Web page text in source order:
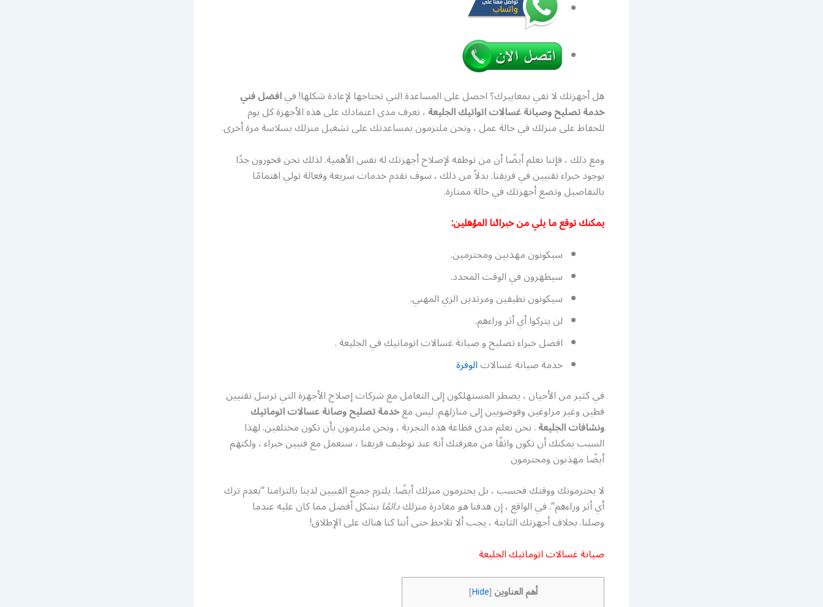
هل أجهزتك لا تفي بمعاييرك؟ احصل على المساعدة التي تحتاجها لإعادة شكلها! فيافضل فني
خدمة تصليح وصيانة غسالات اتواتيك الجليعة، نعرف مدى اعتمادك على هذه الأجهزة كل يوم
للحفاظ على منزلك في حالة عمل ، ونحن ملتزمون بمساعدتك على تشغيل منزلك بسلاسة مرة أخرى.
ومع ذلك ، فإننا نعلم أيضًا أن من توظفه لإصلاح أجهزتك له نفس الأهمية. لذلك نحن فخورون جدًا
بوجود خبراء تقنيين في فريقنا. بدلاً من ذلك ، سوف نقدم خدمات سريعة وفعالة تولي اهتمامًا
بالتفاصيل وتضع أجهزتك في حالة ممتازة.
يمكنك توقع ما يلي من خبرائنا المؤهلين:
سيكونون مهذبين ومحترمين.
سيظهرون في الوقت المحدد.
سيكونون نظيفين ومرتدين الزي المهني.
لن يتركوا أي أثر وراءهم.
افضل خبراء تصليح و صيانة غسالات اتوماتيك في الجليعة .
خدمة صيانة غسالاتالوفرة
في كثير من الأحيان ، يضطر المستهلكون إلى التعامل مع شركات إصلاح الأجهزة التي ترسل تقنيين
فظين وغير مراوغين وفوضويين إلى منازلهم. ليس معخدمة تصليح وصانة عسالات اتوماتيك
ونشافات الجليعة. نحن نعلم مدى فظاعة هذه التجربة ، ونحن ملتزمون بأن نكون مختلفين. لهذا
السبب يمكنك أن تكون واثقًا من معرفتك أنه عند توظيف فريقنا ، ستعمل مع فنيين خبراء ، ولكنهم
أيضًا مهذبون ومحترمون
لا يحترمونك ووقتك فحسب ، بل يحترمون منزلك أيضًا. يلتزم جميع الفنيين لدينا بالتزامنا “بعدم ترك
أي أثر وراءهم”. في الواقع ، إن هدفناهومغادرة منزلكدائمًا بشكل أفضل مما كان عليه عندما
وصلنا. بخلاف أجهزتك الثابتة ، يجب ألا تلاحظ حتى أننا كنا هناك على الإطلاق!
صيانة غسالات اتوماتيك الجليعة
أهم العناوين [
Hide
]